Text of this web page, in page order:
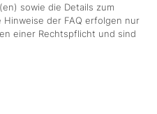
sowie die Details zum
der FAQ erfolgen nur
einer Rechtspflicht und sind